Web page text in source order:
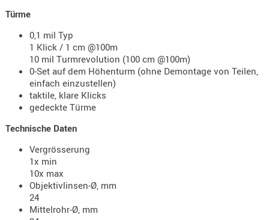
ZUBEHÖR
Türme
0,1 mil Typ
1 Klick / 1 cm @100m
10 mil Turmrevolution (100 cm @100m)
0-Set auf dem Höhenturm (ohne Demontage von Teilen,
einfach einzustellen)
taktile, klare Klicks
gedeckte Türme
Technische Daten
Vergrösserung
1x min
10x max
Objektivlinsen-Ø, mm
24
Mittelrohr-Ø, mm